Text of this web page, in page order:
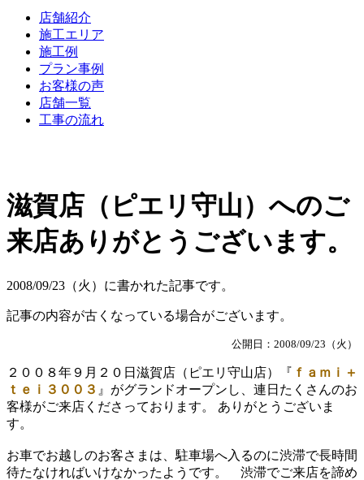
店舗紹介
施工エリア
施工例
プラン事例
お客様の声
店舗一覧
工事の流れ
滋賀店（ピエリ守山）へのご
来店ありがとうございます。
2008/09/23（火）に書かれた記事です。
記事の内容が古くなっている場合がございます。
公開日：2008/09/23（火）
２００８年９月２０日滋賀店（ピエリ守山店）『 ｆａｍｉ＋
ｔｅｉ３００３ 』がグランドオープンし、連日たくさんのお
客様がご来店くださっております。 ありがとうございま
す。
お車でお越しのお客さまは、駐車場へ入るのに渋滞で長時間
待たなければいけなかったようです。 渋滞でご来店を諦め